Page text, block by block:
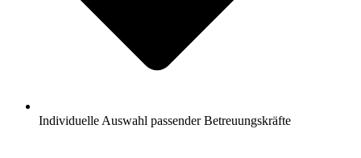
Individuelle Auswahl passender Betreuungskräfte